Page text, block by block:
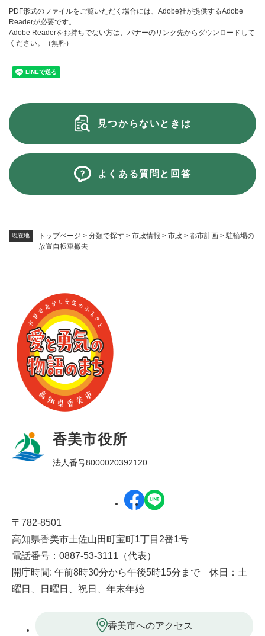
現在地 トップページ > 分類で探す > 市政情報 > 市政 > 都市計画 > 駐輪場の
放置自転車撤去
PDF形式のファイルをご覧いただく場合には、Adobe社が提供するAdobe
Readerが必要です。
Adobe Readerをお持ちでない方は、バナーのリンク先からダウンロードして
ください。（無料）
見つからないときは
よくある質問と回答
香美市役所
法人番号8000020392120
〒782-8501
高知県香美市土佐山田町宝町1丁目2番1号
電話番号：0887-53-3111（代表）
開庁時間: 午前8時30分から午後5時15分まで 休日：土
曜日、日曜日、祝日、年末年始
香美市へのアクセス